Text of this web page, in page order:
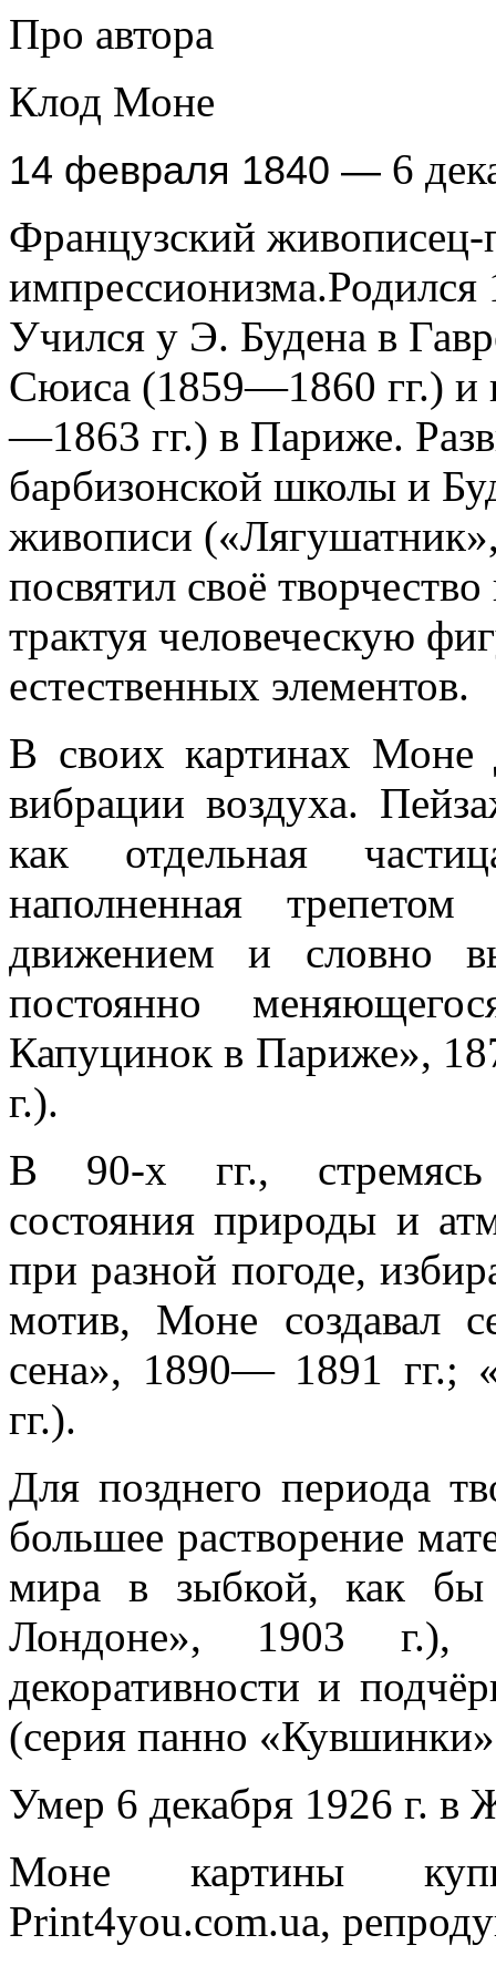
Про автора
Клод Моне
14 февраля 1840 — 6
Французский живописец-
импрессионизма.Родился
Учился у Э. Будена в
Сюиса (1859—1860 гг.) и
—1863 гг.) в Париже.
барбизонской школы и
живописи
посвятил своё
трактуя человеческую
естественных элементов.
В своих картинах Моне
вибрации воздуха.
как отдельная
наполненная
движением и словно
постоянно
Капуцинок в Париже»,
г.).
В 90-х гг., стремясь
состояния природы и
при разной погоде,
мотив, Моне создавал
сена», 1890— 1891 гг.;
гг.).
Для позднего периода
большее растворение
мира в зыбкой, как бы
Лондоне», 1903 г.),
декоративности и
(серия панно
Умер 6 декабря 1926 г.
Моне картины
Print4you.com.ua,